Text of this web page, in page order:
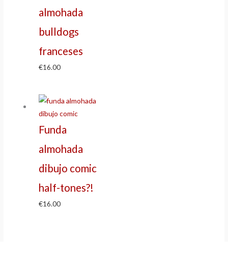
almohada
bulldogs
franceses
€16.00
Funda
almohada
dibujo comic
half-tones?!
€16.00